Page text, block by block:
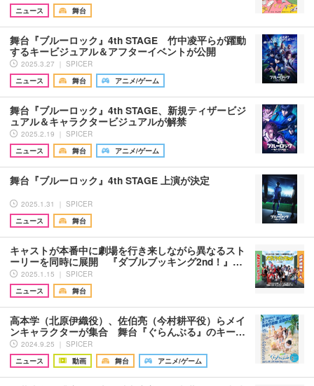
ニュース
舞台
舞台『ブルーロック』4th STAGE 竹中凌平らが躍動
するキービジュアル＆アフターイベントが公開
2025.3.27 ｜ SPICER
ニュース
舞台 アニメ/ゲーム
舞台『ブルーロック』4th STAGE、新規ティザービジ
ュアル＆キャラクタービジュアルが解禁
2025.2.19 ｜ SPICER
ニュース
舞台 アニメ/ゲーム
舞台『ブルーロック』4th STAGE 上演が決定
2025.1.31 ｜ SPICER
ニュース
舞台
キャストが本番中に劇場を行き来しながら異なるスト
ーリーを同時に展開 『ダブルブッキング2nd！』…
2025.1.15 ｜ SPICER
ニュース
舞台
高本学（北原伊織役）、佐伯亮（今村耕平役）らメイ
ンキャラクターが集合 舞台『ぐらんぶる』のキー…
2024.9.25 ｜ SPICER
ニュース
動画 舞台 アニメ/ゲーム